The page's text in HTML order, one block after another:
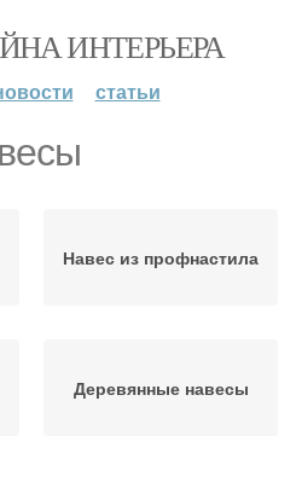
ИНТЕРЬЕРА
статьи
Навес из профнастила
Деревянные навесы